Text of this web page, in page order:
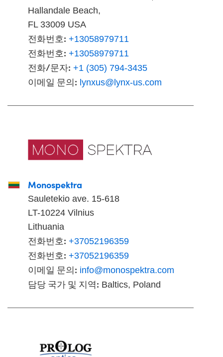
Hallandale Beach,
FL 33009 USA
전화번호: +13058979711
전화번호: +13058979711
전화/문자: +1 (305) 794-3435
이메일 문의: lynxus@lynx-us.com
Monospektra
Sauletekio ave. 15-618
LT-10224 Vilnius
Lithuania
전화번호: +37052196359
전화번호: +37052196359
이메일 문의: info@monospektra.com
담당 국가 및 지역: Baltics, Poland